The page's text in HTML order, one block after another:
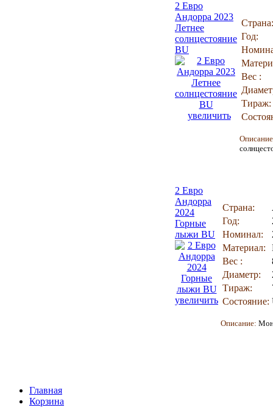
2 Евро
Андорра 2023
Летнее
солнцестояние
BU
увеличить
Страна:
Год:
Вес :
Тираж:
2 Евро
Андорра
2024
Горные
лыжи BU
увеличить
Страна:
Год:
Номинал:
Материал:
Вес :
Диаметр:
Тираж:
Состояние:
Описание:
Главная
Корзина